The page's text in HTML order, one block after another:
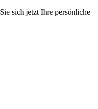
sich jetzt Ihre persönliche